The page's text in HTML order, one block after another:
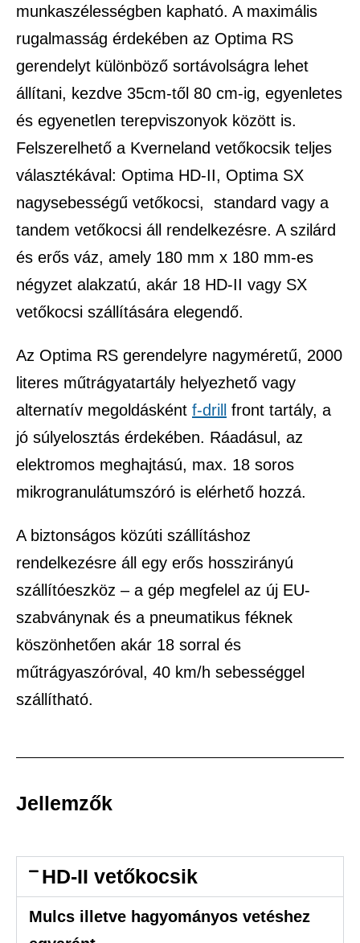
munkaszélességben kapható. A maximális
rugalmasság érdekében az Optima RS
gerendelyt különböző sortávolságra lehet
állítani, kezdve 35cm-től 80 cm-ig, egyenletes
és egyenetlen terepviszonyok között is.
Felszerelhető a Kverneland vetőkocsik teljes
választékával: Optima HD-II, Optima SX
nagysebességű vetőkocsi, standard vagy a
tandem vetőkocsi áll rendelkezésre. A szilárd
és erős váz, amely 180 mm x 180 mm-es
négyzet alakzatú, akár 18 HD-II vagy SX
vetőkocsi szállítására elegendő.
Az Optima RS gerendelyre nagyméretű, 2000
literes műtrágyatartály helyezhető vagy
alternatív megoldásként f-drill
front tartály, a
jó súlyelosztás érdekében. Ráadásul, az
elektromos meghajtású, max. 18 soros
mikrogranulátumszóró is elérhető hozzá.
A biztonságos közúti szállításhoz
rendelkezésre áll egy erős hosszirányú
szállítóeszköz – a gép megfelel az új EU-
szabványnak és a pneumatikus féknek
köszönhetően akár 18 sorral és
műtrágyaszóróval, 40 km/h sebességgel
szállítható.
Jellemzők
HD-II vetőkocsik
Mulcs illetve hagyományos vetéshez